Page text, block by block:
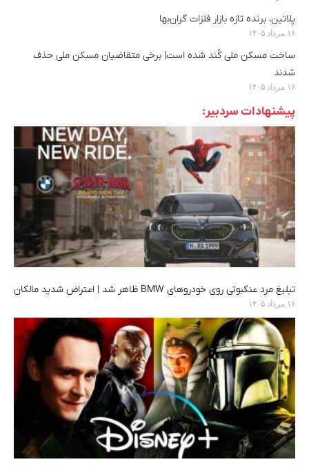
پلاتین، برنده تازه بازار فلزات گران‌بها
۱۶ مرداد ۱۴۰۵
ساخت مسکن ملی کُند شده است| برخی متقاضیان مسکن ملی حذف
شدند
۱۶ مرداد ۱۴۰۵
پیشنهادات سردبیر:
تبلیغ مرد عنکبوتی روی خودروهای BMW ظاهر شد | اعتراض شدید مالکان
۱۶ مرداد ۱۴۰۵